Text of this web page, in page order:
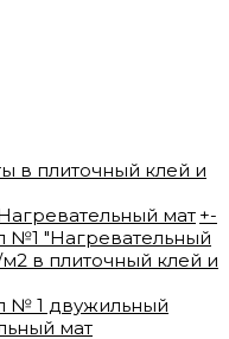
в плиточный клей и
мат +-
№1 "Нагревательный
м2 в плиточный клей и
№ 1 двужильный
мат